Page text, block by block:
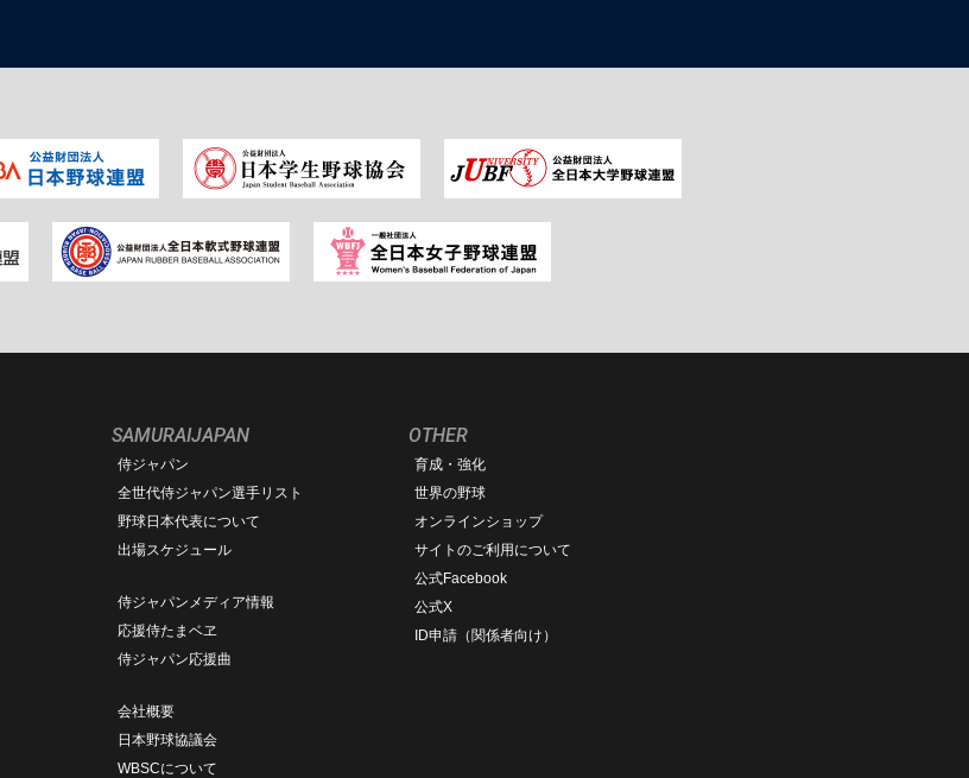
SAMURAIJAPAN
侍ジャパン
全世代侍ジャパン選手リスト
野球日本代表について
出場スケジュール
侍ジャパンメディア情報
応援侍たまベヱ
侍ジャパン応援曲
会社概要
日本野球協議会
WBSCについて
OTHER
育成・強化
世界の野球
オンラインショップ
サイトのご利用について
公式Facebook
公式X
ID申請（関係者向け）